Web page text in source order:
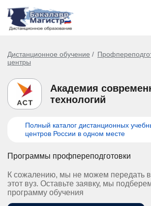
Дистанционное обучение
центры
Академия
технологий
Полный каталог дистанционных
центров России в одном месте
Программы профпереподготовки
К сожалению, мы не можем передать
этот вуз. Оставьте заявку, мы
программу обучения